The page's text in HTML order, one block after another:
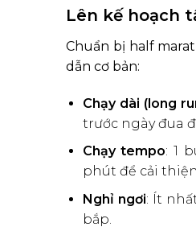
Lên kế hoạch
Chuẩn bị half
dẫn cơ bản:
Chạy dài (long
trước ngày đua
Chạy tempo: 1
phút để cải
Nghỉ ngơi: Ít
bắp.